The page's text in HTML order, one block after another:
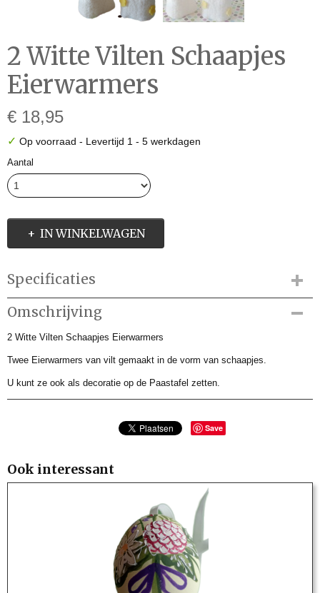
2 Witte Vilten Schaapjes
Eierwarmers
€ 18,95
✓ Op voorraad - Levertijd 1 - 5 werkdagen
Aantal
IN WINKELWAGEN
Specificaties
Productcode
AMP260029
Productcode leverancier
Omschrijving
2 Witte Vilten Schaapjes Eierwarmers
Twee Eierwarmers van vilt gemaakt in de vorm van schaapjes.
U kunt ze ook als decoratie op de Paastafel zetten.
Save
Ook interessant